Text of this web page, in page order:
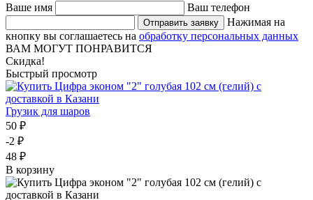
Ваше имя Ваш телефон
Отправить заявку
Нажимая на
кнопку вы соглашаетесь на обработку персональных данных
ВАМ МОГУТ ПОНРАВИТСЯ
Скидка!
Быстрый просмотр
Грузик для шаров
50 ₽
-2 ₽
48 ₽
В корзину